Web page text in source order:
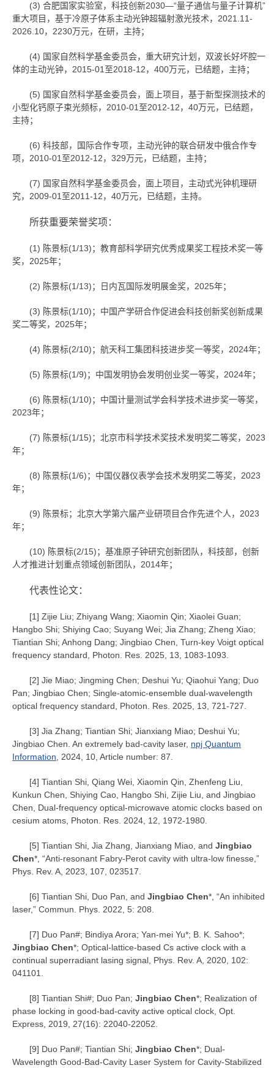
(3) 合肥国家实验室，科技创新2030—“量子通信与量子计算机”
重大项目，基于冷原子体系主动光钟超辐射激光技术，2021.11-
2026.10，2230万元，在研，主持；
(4) 国家自然科学基金委员会，重大研究计划，双波长好坏腔一
体的主动光钟，2015-01至2018-12，400万元，已结题，主持；
(5) 国家自然科学基金委员会，面上项目，基于新型探测技术的
小型化钙原子束光频标，2010-01至2012-12，40万元，已结题，
主持；
(6) 科技部，国际合作专项，主动光钟的联合研发中俄合作专
项，2010-01至2012-12，329万元，已结题，主持；
(7) 国家自然科学基金委员会，面上项目，主动式光钟机理研
究，2009-01至2011-12，40万元，已结题，主持。
所获重要荣誉奖项：
(1) 陈景标(1/13)；教育部科学研究优秀成果奖工程技术奖一等
奖，2025年；
(2) 陈景标(1/13)；日内瓦国际发明展金奖，2025年；
(3) 陈景标(1/10)；中国产学研合作促进会科技创新奖创新成果
奖二等奖，2025年；
(4) 陈景标(2/10)；航天科工集团科技进步奖一等奖，2024年；
(5) 陈景标(1/9)；中国发明协会发明创业奖一等奖，2024年；
(6) 陈景标(1/10)；中国计量测试学会科学技术进步奖一等奖，
2023年；
(7) 陈景标(1/15)；北京市科学技术奖技术发明奖二等奖，2023
年；
(8) 陈景标(1/6)；中国仪器仪表学会技术发明奖二等奖，2023
年；
(9) 陈景标；北京大学第六届产业研项目合作先进个人，2023
年；
(10) 陈景标(2/15)；基准原子钟研究创新团队，科技部，创新
人才推进计划重点领域创新团队，2014年；
代表性论文：
[1] Zijie Liu; Zhiyang Wang; Xiaomin Qin; Xiaolei Guan;
Hangbo Shi; Shiying Cao; Suyang Wei; Jia Zhang; Zheng Xiao;
Tiantian Shi; Anhong Dang; Jingbiao Chen, Turn-key Voigt optical
frequency standard, Photon. Res. 2025, 13, 1083-1093.
[2] Jie Miao; Jingming Chen; Deshui Yu; Qiaohui Yang; Duo
Pan; Jingbiao Chen; Single-atomic-ensemble dual-wavelength
optical frequency standard, Photon. Res. 2025, 13, 721-727.
[3] Jia Zhang; Tiantian Shi; Jianxiang Miao; Deshui Yu;
Jingbiao Chen. An extremely bad-cavity laser, npj Quantum
Information , 2024, 10, Article number: 87.
[4] Tiantian Shi, Qiang Wei, Xiaomin Qin, Zhenfeng Liu,
Kunkun Chen, Shiying Cao, Hangbo Shi, Zijie Liu, and Jingbiao
Chen, Dual-frequency optical-microwave atomic clocks based on
cesium atoms, Photon. Res. 2024, 12, 1972-1980.
[5] Tiantian Shi, Jia Zhang, Jianxiang Miao, and Jingbiao
Chen*, “Anti-resonant Fabry-Perot cavity with ultra-low finesse,”
Phys. Rev. A, 2023, 107, 023517.
[6] Tiantian Shi, Duo Pan, and Jingbiao Chen*, “An inhibited
laser,” Commun. Phys. 2022, 5: 208.
[7] Duo Pan#; Bindiya Arora; Yan-mei Yu*; B. K. Sahoo*;
Jingbiao Chen*; Optical-lattice-based Cs active clock with a
continual superradiant lasing signal, Phys. Rev. A, 2020, 102:
041101.
[8] Tiantian Shi#; Duo Pan; Jingbiao Chen*; Realization of
phase locking in good-bad-cavity active optical clock, Opt.
Express, 2019, 27(16): 22040-22052.
[9] Duo Pan#; Tiantian Shi; Jingbiao Chen*; Dual-
Wavelength Good-Bad-Cavity Laser System for Cavity-Stabilized